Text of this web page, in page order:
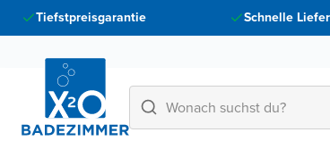
Tiefstpreisgarantie Schnelle